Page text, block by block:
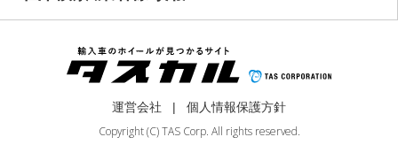
運営会社
個人情報保護方針
Copyright (C) TAS Corp. All rights reserved.